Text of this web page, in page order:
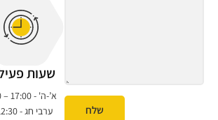
שלח
שעות
א’-ה' - 17:00 – 7:30